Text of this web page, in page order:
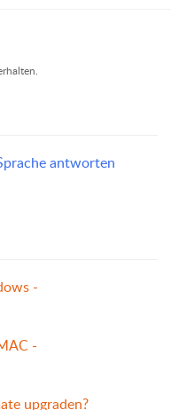
antworten
-
-
upgraden?